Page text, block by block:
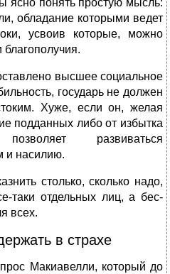
ясно понять простую мысль:
обладание которыми ведет
усвоив которые, можно
благополучия.
высшее социаль­ное
государь не дол­жен
Хуже, если он, желая
подданных либо от избытка
позволяет развиваться
и насилию.
столько, сколько надо,
таки отдельных лиц, а бес­
всех.
в страхе
Макиавелли, который до